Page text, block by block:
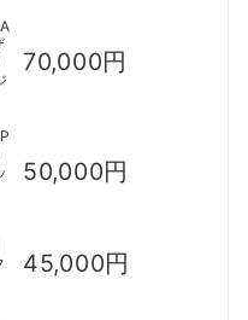
70,000円
50,000円
45,000円